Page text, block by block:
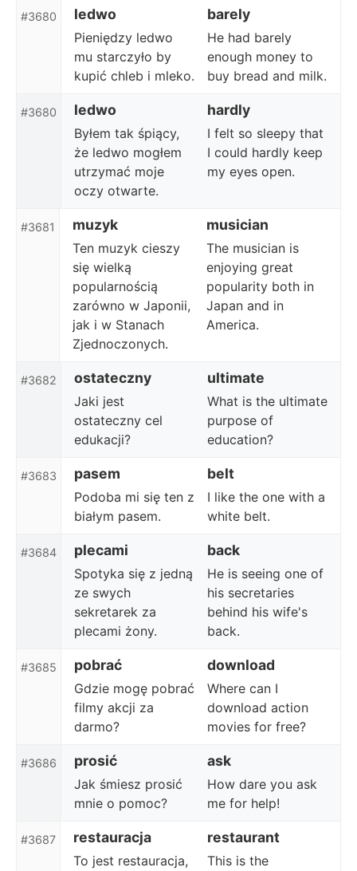
#3680 ledwo barely
Pieniędzy ledwo
mu starczyło by
kupić chleb i mleko.
He had barely
enough money to
buy bread and milk.
#3680 ledwo hardly
Byłem tak śpiący,
że ledwo mogłem
utrzymać moje
oczy otwarte.
I felt so sleepy that
I could hardly keep
my eyes open.
#3681 muzyk musician
Ten muzyk cieszy
się wielką
popularnością
zarówno w Japonii,
jak i w Stanach
Zjednoczonych.
The musician is
enjoying great
popularity both in
Japan and in
America.
#3682 ostateczny ultimate
Jaki jest
ostateczny cel
edukacji?
What is the ultimate
purpose of
education?
#3683 pasem belt
Podoba mi się ten z
białym pasem.
I like the one with a
white belt.
#3684 plecami back
Spotyka się z jedną
ze swych
sekretarek za
plecami żony.
He is seeing one of
his secretaries
behind his wife's
back.
#3685 pobrać download
Gdzie mogę pobrać
filmy akcji za
darmo?
Where can I
download action
movies for free?
#3686 prosić ask
Jak śmiesz prosić
mnie o pomoc?
How dare you ask
me for help!
#3687 restauracja restaurant
To jest restauracja,
This is the